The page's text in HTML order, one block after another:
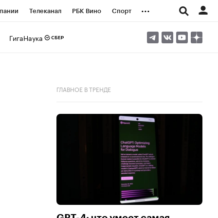
Телеканал РБК Вино Спорт ...
ГигаНаука
ГЛАВНОЕ В ТРЕНДЕ